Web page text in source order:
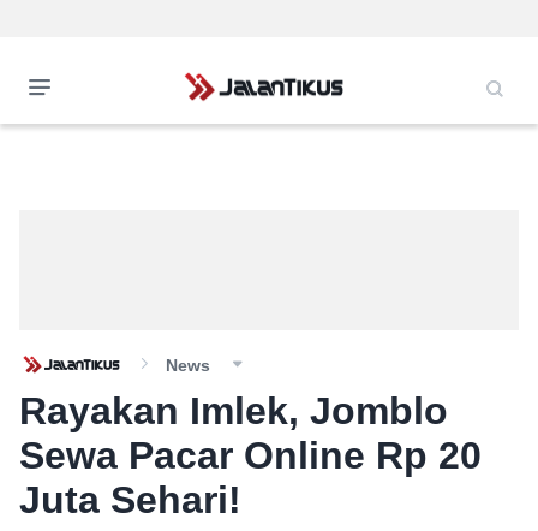
News
Rayakan Imlek, Jomblo
Sewa Pacar Online Rp 20
Juta Sehari!